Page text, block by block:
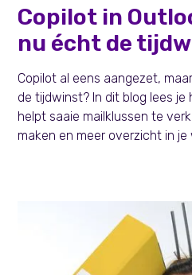
Persoonlijke effectiviteit
Copilot in
nu écht de
Copilot al eens aangezet,
de tijdwinst? In dit blog lees je
helpt saaie mailklussen te
maken en meer overzicht in je